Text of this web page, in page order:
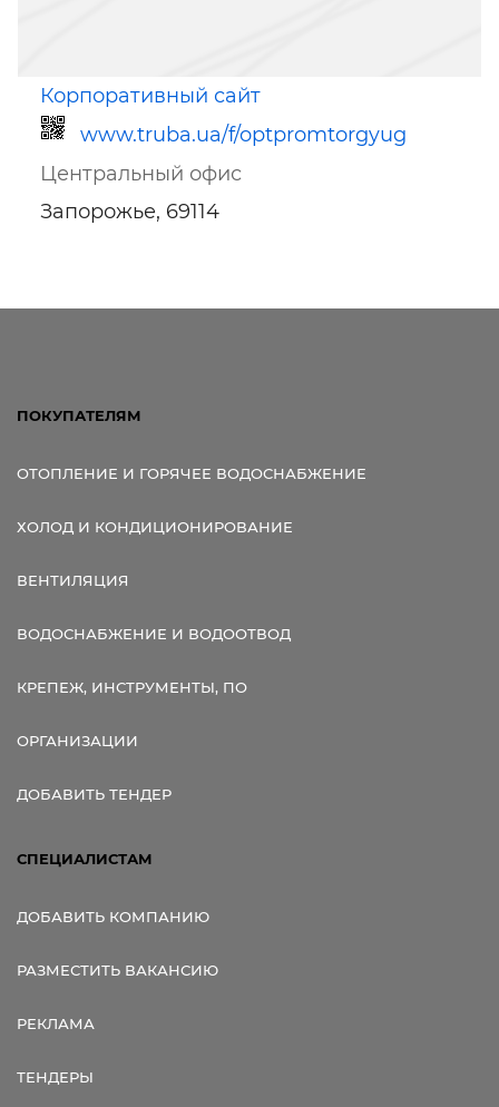
Корпоративный сайт
www.truba.ua/f/optpromtorgyug
Центральный офис
Запорожье, 69114
ПОКУПАТЕЛЯМ
ОТОПЛЕНИЕ И ГОРЯЧЕЕ ВОДОСНАБЖЕНИЕ
ХОЛОД И КОНДИЦИОНИРОВАНИЕ
ВЕНТИЛЯЦИЯ
ВОДОСНАБЖЕНИЕ И ВОДООТВОД
КРЕПЕЖ, ИНСТРУМЕНТЫ, ПО
ОРГАНИЗАЦИИ
ДОБАВИТЬ ТЕНДЕР
СПЕЦИАЛИСТАМ
ДОБАВИТЬ КОМПАНИЮ
РАЗМЕСТИТЬ ВАКАНСИЮ
РЕКЛАМА
ТЕНДЕРЫ